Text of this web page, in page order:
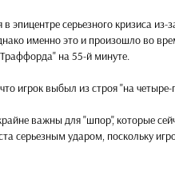
в эпицентре серьезного кризиса
именно это и произошло во
на 55-й минуте.
игрок выбыл из строя "на
важны для "шпор", которые
серьезным ударом, поскольку